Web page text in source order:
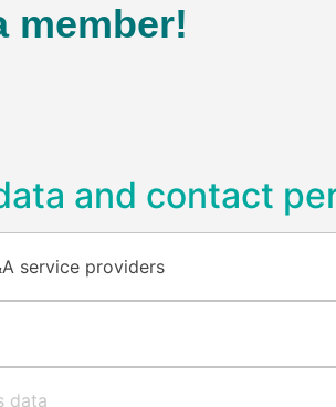
member!
and contact